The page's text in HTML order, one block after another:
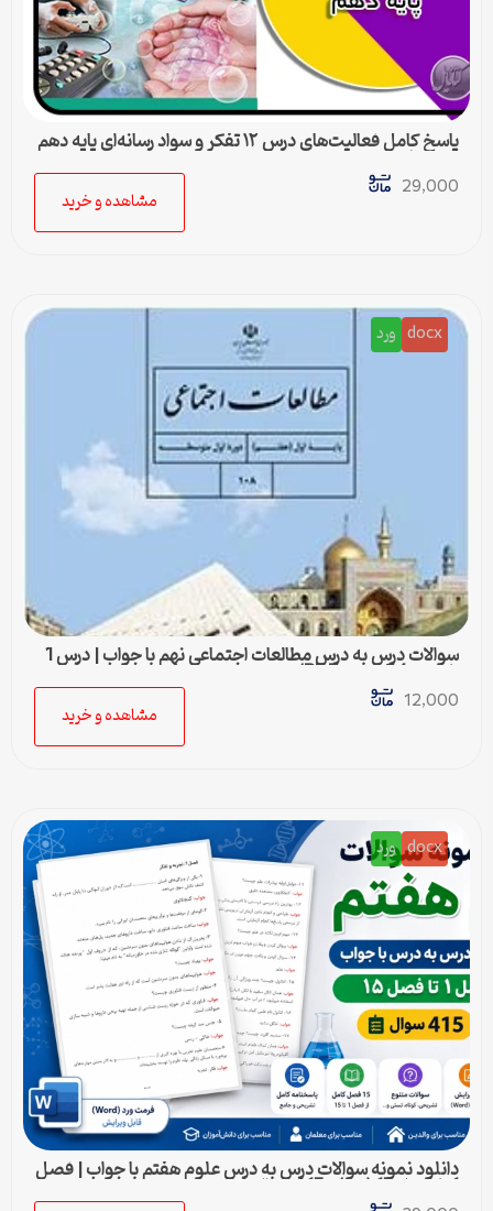
پاسخ کامل فعالیت‌های درس ۱۲ تفکر و سواد رسانه‌ای پایه دهم
متوسطه دوم
29,000
مشاهده و خرید
docx ورد
سوالات درس به درس مطالعات اجتماعی نهم با جواب | درس 1
تا درس 24 (ورد و PDF)
12,000
مشاهده و خرید
docx ورد
دانلود نمونه سوالات درس به درس علوم هفتم با جواب | فصل
1 تا فصل 15 (ورد) – 415 سوال